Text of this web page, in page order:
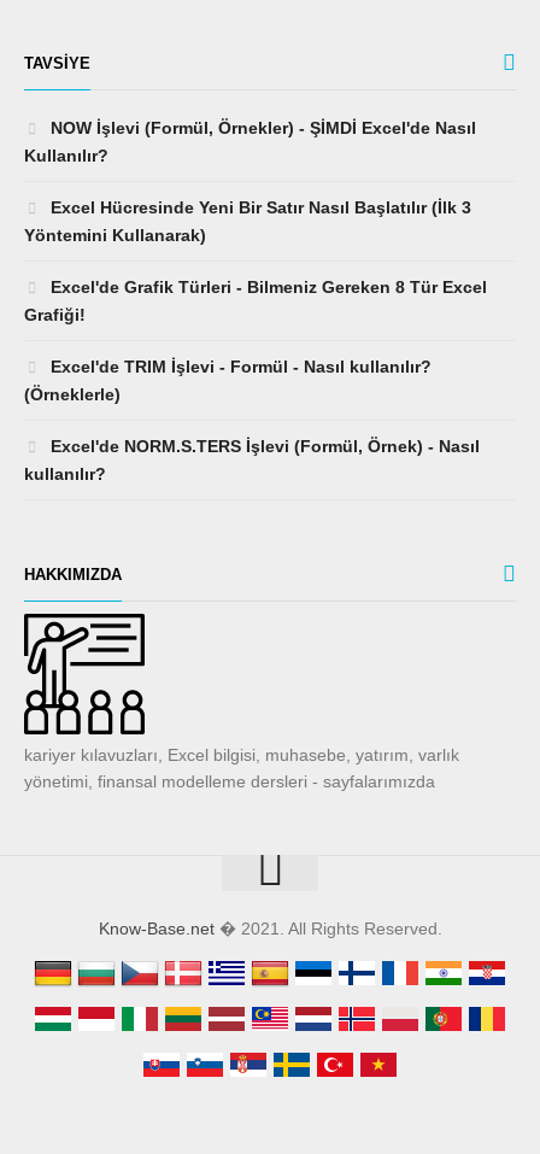
TAVSIYE
NOW İşlevi (Formül, Örnekler) - ŞİMDİ Excel'de Nasıl
Kullanılır?
Excel Hücresinde Yeni Bir Satır Nasıl Başlatılır (İlk 3
Yöntemini Kullanarak)
Excel'de Grafik Türleri - Bilmeniz Gereken 8 Tür Excel
Grafiği!
Excel'de TRIM İşlevi - Formül - Nasıl kullanılır?
(Örneklerle)
Excel'de NORM.S.TERS İşlevi (Formül, Örnek) - Nasıl
kullanılır?
HAKKIMIZDA
kariyer kılavuzları, Excel bilgisi, muhasebe, yatırım, varlık
yönetimi, finansal modelleme dersleri - sayfalarımızda
Know-Base.net� 2021. All Rights Reserved.